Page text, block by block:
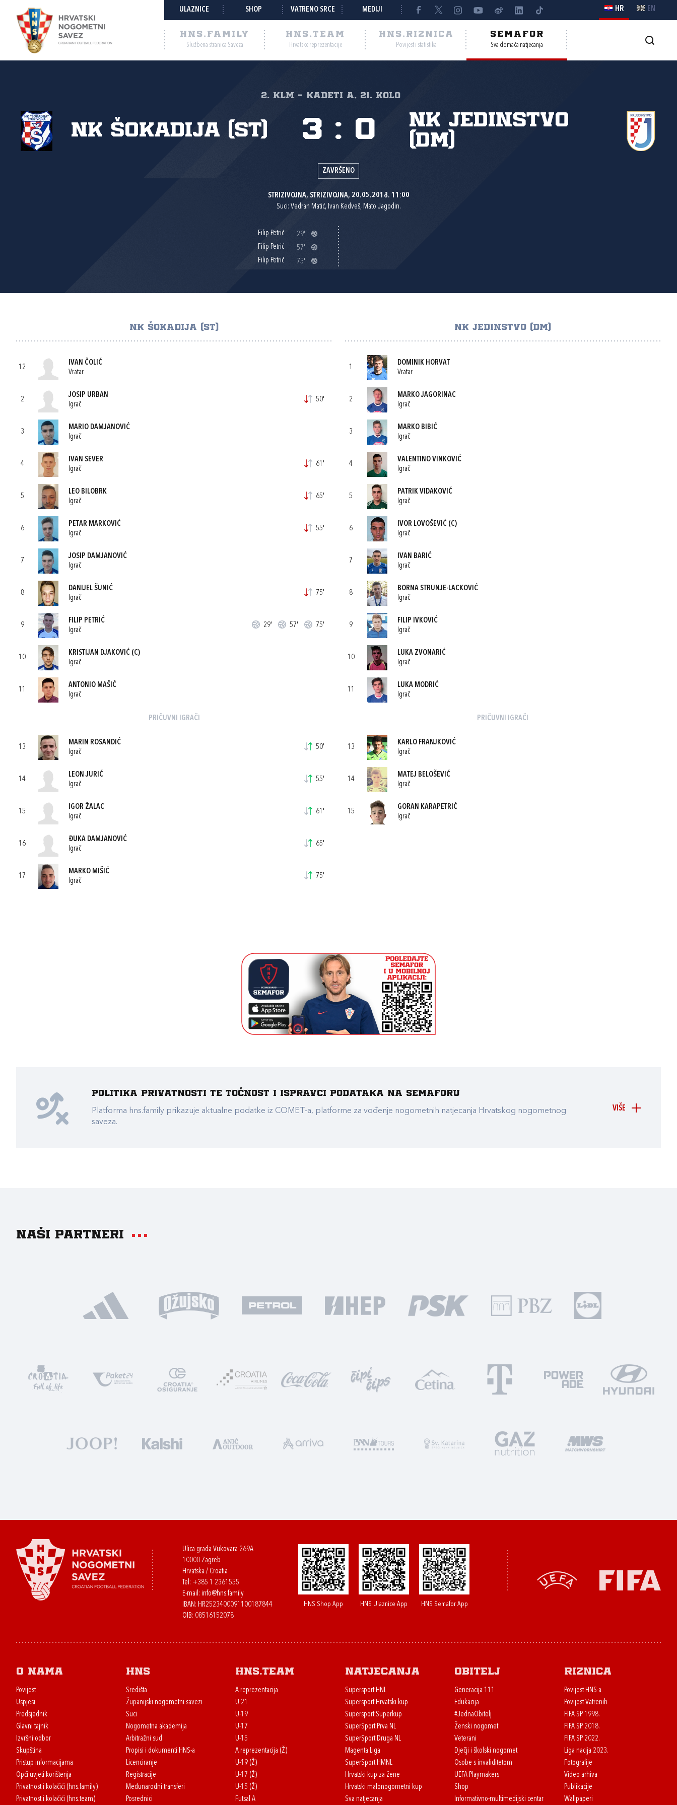
ULAZNICE SHOP VATRENO SRCE MEDIJI HR EN
HNS.FAMILY
Službena stranica Saveza
HNS.TEAM
Hrvatske reprezentacije
HNS.RIZNICA
Povijest i statistika
SEMAFOR
Sva domaća natjecanja
2. KLM - Kadeti A, 21. kolo
NK Šokadija (St)
NK Jedinstvo
(DM)
3 : 0
ZAVRŠENO
STRIZIVOJNA, STRIZIVOJNA, 20.05.2018. 11:00
Suci: Vedran Matić, Ivan Kedveš, Mato Jagodin.
Filip Petrić
29'
Filip Petrić
57'
Filip Petrić
75'
NK ŠOKADIJA (ST)
12
IVAN ČOLIĆ
Vratar
2
JOSIP URBAN
Igrač
50'
3
MARIO DAMJANOVIĆ
Igrač
4
IVAN SEVER
Igrač
61'
5
LEO BILOBRK
Igrač
65'
6
PETAR MARKOVIĆ
Igrač
55'
7
JOSIP DAMJANOVIĆ
Igrač
8
DANIJEL ŠUNIĆ
Igrač
75'
9
FILIP PETRIĆ
Igrač
29' 57' 75'
10
KRISTIJAN DJAKOVIĆ (C)
Igrač
11
ANTONIO MAŠIĆ
Igrač
PRIČUVNI IGRAČI
13
MARIN ROSANDIĆ
Igrač
50'
14
LEON JURIĆ
Igrač
55'
15
IGOR ŽALAC
Igrač
61'
16
ĐUKA DAMJANOVIĆ
Igrač
65'
17
MARKO MIŠIĆ
Igrač
75'
NK JEDINSTVO (DM)
1
DOMINIK HORVAT
Vratar
2
MARKO JAGORINAC
Igrač
3
MARKO BIBIĆ
Igrač
4
VALENTINO VINKOVIĆ
Igrač
5
PATRIK VIDAKOVIĆ
Igrač
6
IVOR LOVOŠEVIĆ(C)
Igrač
7
IVAN BARIĆ
Igrač
8
BORNA STRUNJE-LACKOVIĆ
Igrač
9
FILIP IVKOVIĆ
Igrač
10
LUKA ZVONARIĆ
Igrač
11
LUKA MODRIĆ
Igrač
PRIČUVNI IGRAČI
13
KARLO FRANJKOVIĆ
Igrač
14
MATEJ BELOŠEVIĆ
Igrač
15
GORAN KARAPETRIĆ
Igrač
VIŠE
Politika privatnosti te točnost i ispravci podataka na Semaforu
Platforma hns.family prikazuje aktualne podatke iz COMET-a, platforme za vođenje nogometnih natjecanja Hrvatskog nogometnog
saveza.
Naši partneri
Ulica grada Vukovara 269A
10000 Zagreb
Hrvatska / Croatia
Tel: +385 1 2361555
E-mail: info@hns.family
IBAN: HR2523400091100187844
OIB: 08516152078
HNS Shop App HNS Ulaznice App HNS Semafor App
O nama
Povijest
Uspjesi
Predsjednik
Glavni tajnik
Izvršni odbor
Skupština
Pristup informacijama
Opći uvjeti korištenja
Privatnost i kolačići (hns.family)
Privatnost i kolačići (hns.team)
HNS
Središta
Županijski nogometni savezi
Suci
Nogometna akademija
Arbitražni sud
Propisi i dokumenti HNS-a
Licenciranje
Registracije
Međunarodni transferi
Posrednici
HNS.team
A reprezentacija
U-21
U-19
U-17
U-15
A reprezentacija (Ž)
U-19 (Ž)
U-17 (Ž)
U-15 (Ž)
Futsal A
Natjecanja
Supersport HNL
Supersport Hrvatski kup
Supersport Superkup
SuperSport Prva NL
SuperSport Druga NL
Magenta Liga
SuperSport HMNL
Hrvatski kup za žene
Hrvatski malonogometni kup
Sva natjecanja
Obitelj
Generacija 111
Edukacija
#JednaObitelj
Ženski nogomet
Veterani
Dječji i školski nogomet
Osobe s invaliditetom
UEFA Playmakers
Shop
Informativno-multimedijski centar
Riznica
Povijest HNS-a
Povijest Vatrenih
FIFA SP 1998.
FIFA SP 2018.
FIFA SP 2022.
Liga nacija 2023.
Fotografije
Video arhiva
Publikacije
Wallpaperi